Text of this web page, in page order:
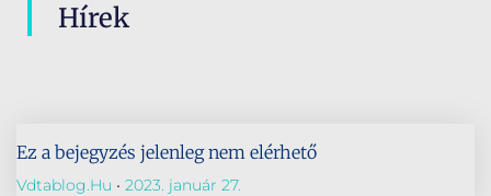
Hírek
Ez a bejegyzés jelenleg nem elérhető
Vdtablog.hu 2023. január 27.